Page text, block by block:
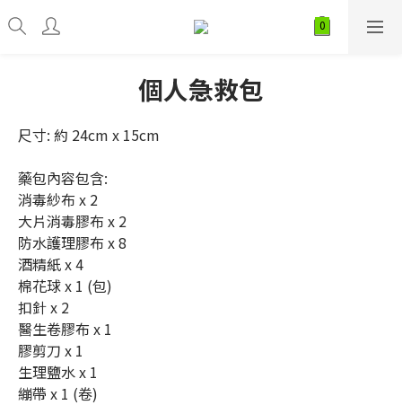
個人急救包
尺寸: 約 24cm x 15cm
藥包內容包含:
消毒紗布 x 2
大片消毒膠布 x 2
防水護理膠布 x 8
酒精紙 x 4
棉花球 x 1 (包)
扣針 x 2
醫生卷膠布 x 1
膠剪刀 x 1
生理鹽水 x 1
繃帶 x 1 (卷)